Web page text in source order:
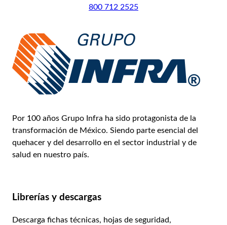
800 712 2525
Por 100 años Grupo Infra ha sido protagonista de la
transformación de México. Siendo parte esencial del
quehacer y del desarrollo en el sector industrial y de
salud en nuestro país.
Librerías y descargas
Descarga fichas técnicas, hojas de seguridad,